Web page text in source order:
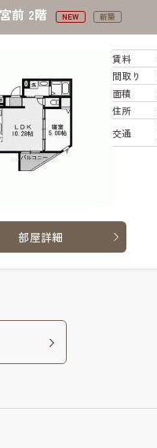
前 2階 NEW 新築
賃料
間取り
面積
住所
交通
部屋詳細